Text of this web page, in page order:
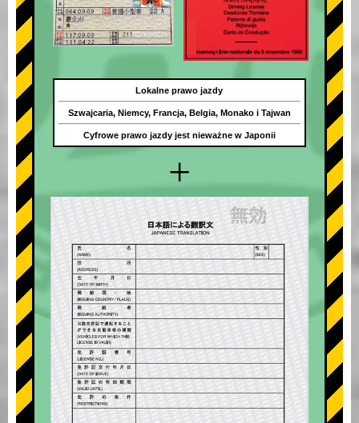
+
Lokalne prawo jazdy
Szwajcaria, Niemcy, Francja, Belgia, Monako i Tajwan
Cyfrowe prawo jazdy jest nieważne w Japonii